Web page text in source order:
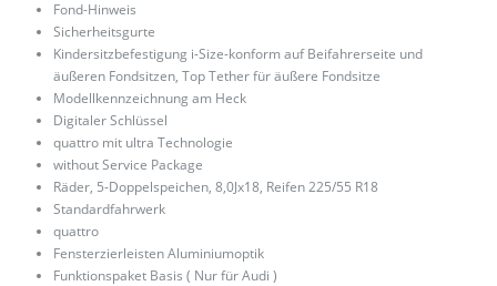
Fond-Hinweis
Sicherheitsgurte
Kindersitzbefestigung i-Size-konform auf Beifahrerseite und
äußeren Fondsitzen, Top Tether für äußere Fondsitze
Modellkennzeichnung am Heck
Digitaler Schlüssel
quattro mit ultra Technologie
without Service Package
Räder, 5-Doppelspeichen, 8,0Jx18, Reifen 225/55 R18
Standardfahrwerk
quattro
Fensterzierleisten Aluminiumoptik
Funktionspaket Basis ( Nur für Audi )